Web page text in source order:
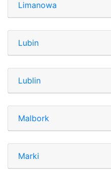
Limanowa
Lubin
Lublin
Malbork
Marki